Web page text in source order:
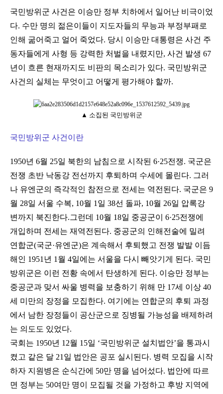
국민방위군 사건은 이승만 정부 치하에서 일어난 비극이었
다. 수만 명의 젊은이들이 지도자들의 무능과 부정부패로
인해 굶어죽고 얼어 죽었다. 당시 이승만 대통령은 사건 주
동자들에게 사형 등 강력한 처벌을 내렸지만, 사건 발생 67
년이 흐른 현재까지도 비판의 목소리가 있다. 국민방위군
사건의 실체는 무엇이고 어떻게 평가해야 할까.
▲ 소집된 국민방위군
국민방위군 사건이란
1950년 6월 25일 북한의 남침으로 시작된 6·25전쟁. 국군은
전쟁 초반 낙동강 전선까지 후퇴하며 수세에 몰린다. 그러
나 유엔군의 즉각적인 참전으로 전세는 역전된다. 국군은 9
월 28일 서울 수복, 10월 1일 38선 돌파, 10월 26일 압록강
변까지 북진한다.그런데 10월 18일 중공군이 6·25전쟁에
개입하며 전세는 재역전된다. 중공군의 인해전술에 밀려
연합군(국군·유엔군)은 계속해서 후퇴했고 전쟁 발발 이듬
해인 1951년 1월 4일에는 서울을 다시 빼앗기게 된다. 국민
방위군은 이런 전황 속에서 탄생하게 된다. 이승만 정부는
중공군과 맞서 싸울 병력을 보충하기 위해 만 17세 이상 40
세 미만의 장정을 모집한다. 여기에는 연합군의 후퇴 과정
에서 남한 장정들이 공산군으로 징병될 가능성을 배제하려
는 의도도 있었다.
국회는 1950년 12월 15일 ‘국민방위군 설치법안’을 통과시
켰고 같은 달 21일 법안은 공포 실시된다. 병력 모집을 시작
하자 지원병은 순식간에 50만 명을 넘어섰다. 법안에 따르
면 정부는 50여만 명이 모집될 것을 가정하고 후방 지역에